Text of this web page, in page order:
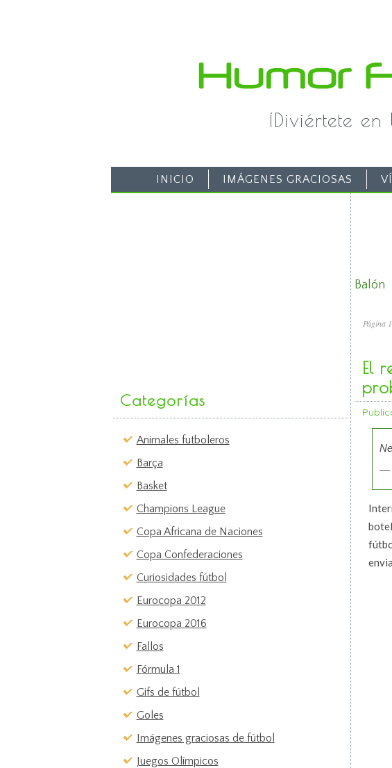
¡Diviértete
INICIO IMÁGENES GRACIOSAS
Categorías
Animales futboleros
Barça
Basket
Champions League
Copa Africana de Naciones
Copa Confederaciones
Curiosidades fútbol
Eurocopa 2012
Eurocopa 2016
Fallos
Fórmula 1
Gifs de fútbol
Goles
Imágenes graciosas de fútbol
Juegos Olímpicos
Balón
Página
El
—